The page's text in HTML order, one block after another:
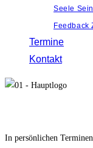
Seele Sein
Feedback
Termine
Kontakt
In persönlichen